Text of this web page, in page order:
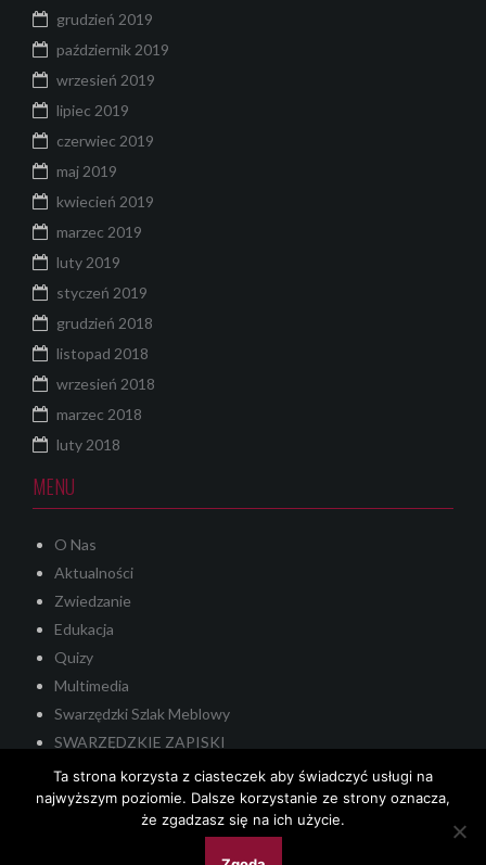
grudzień 2019
październik 2019
wrzesień 2019
lipiec 2019
czerwiec 2019
maj 2019
kwiecień 2019
marzec 2019
luty 2019
styczeń 2019
grudzień 2018
listopad 2018
wrzesień 2018
marzec 2018
luty 2018
MENU
O Nas
Aktualności
Zwiedzanie
Edukacja
Quizy
Multimedia
Swarzędzki Szlak Meblowy
SWARZĘDZKIE ZAPISKI
Quest
KONTAKT
Ta strona korzysta z ciasteczek aby świadczyć usługi na
najwyższym poziomie. Dalsze korzystanie ze strony oznacza,
że zgadzasz się na ich użycie.